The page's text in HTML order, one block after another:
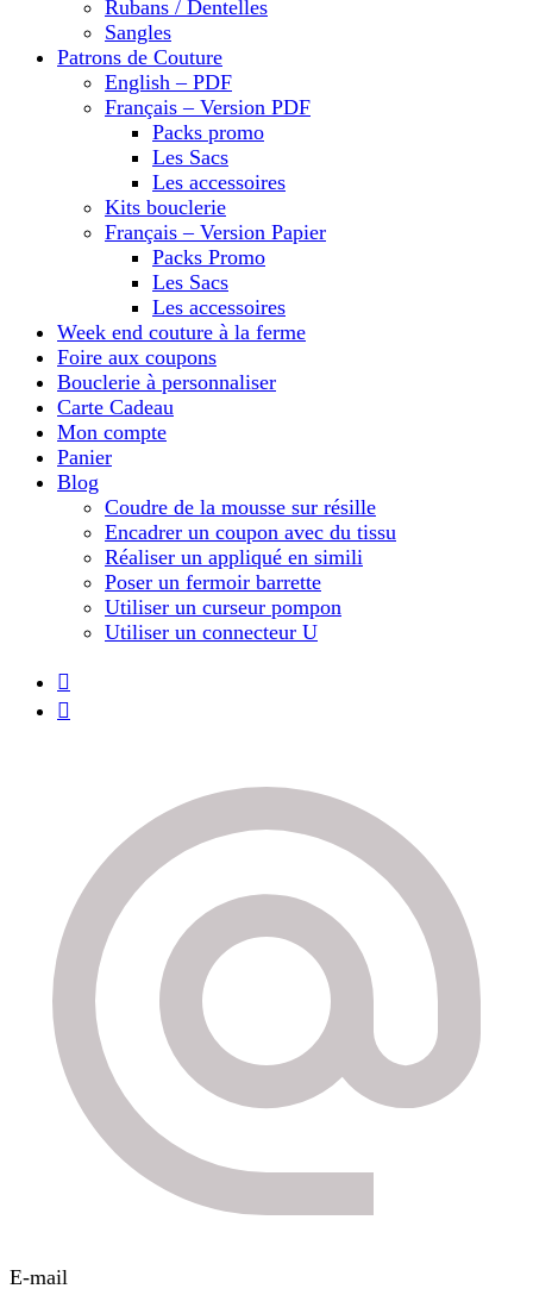
Rubans / Dentelles
Sangles
Patrons de Couture
English – PDF
Français – Version PDF
Packs promo
Les Sacs
Les accessoires
Kits bouclerie
Français – Version Papier
Packs Promo
Les Sacs
Les accessoires
Week end couture à la ferme
Foire aux coupons
Bouclerie à personnaliser
Carte Cadeau
Mon compte
Panier
Blog
Coudre de la mousse sur résille
Encadrer un coupon avec du tissu
Réaliser un appliqué en simili
Poser un fermoir barrette
Utiliser un curseur pompon
Utiliser un connecteur U
E-mail